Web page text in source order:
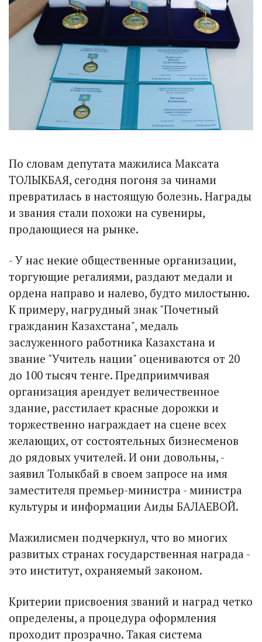
По словам депутата мажилиса Максата
ТОЛЫКБАЯ, сегодня погоня за чинами
превратилась в настоящую болезнь. Награды
и звания стали похожи на сувениры,
продающиеся на рынке.
- У нас некие общественные организации,
торгующие регалиями, раздают медали и
ордена направо и налево, будто милостыню.
К примеру, нагрудный знак "Почетный
гражданин Казахстана", медаль
заслуженного работника Казахстана и
звание "Учитель нации" оцениваются от 20
до 100 тысяч тенге. Предприимчивая
организация арендует величественное
здание, расстилает красные дорожки и
торжественно награждает на сцене всех
желающих, от состоятельных бизнесменов
до рядовых учителей. И они довольны, -
заявил Толыкбай в своем запросе на имя
заместителя премьер-министра - министра
культуры и информации Аиды БАЛАЕВОЙ.
Мажилисмен подчеркнул, что во многих
развитых странах государственная награда -
это институт, охраняемый законом.
Критерии присвоения званий и наград четко
определены, а процедура оформления
проходит прозрачно. Такая система